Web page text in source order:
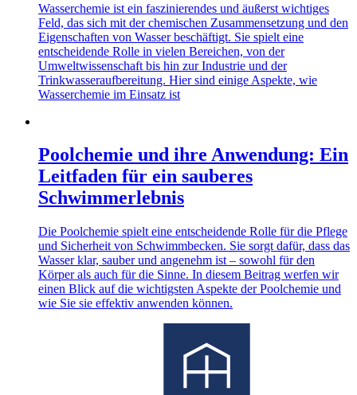
Wasserchemie ist ein faszinierendes und äußerst wichtiges
Feld, das sich mit der chemischen Zusammensetzung und den
Eigenschaften von Wasser beschäftigt. Sie spielt eine
entscheidende Rolle in vielen Bereichen, von der
Umweltwissenschaft bis hin zur Industrie und der
Trinkwasseraufbereitung. Hier sind einige Aspekte, wie
Wasserchemie im Einsatz ist
Poolchemie und ihre Anwendung: Ein
Leitfaden für ein sauberes
Schwimmerlebnis
Die Poolchemie spielt eine entscheidende Rolle für die Pflege
und Sicherheit von Schwimmbecken. Sie sorgt dafür, dass das
Wasser klar, sauber und angenehm ist – sowohl für den
Körper als auch für die Sinne. In diesem Beitrag werfen wir
einen Blick auf die wichtigsten Aspekte der Poolchemie und
wie Sie sie effektiv anwenden können.